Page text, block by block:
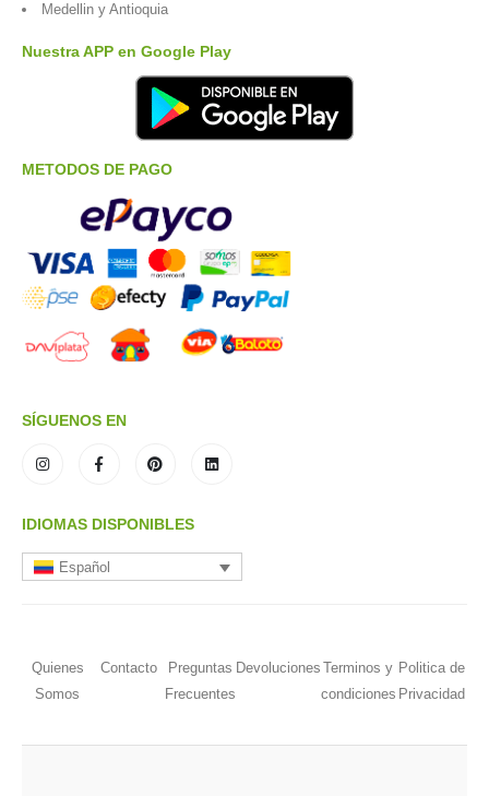
Medellin y Antioquia
Nuestra APP en Google Play
METODOS DE PAGO
SÍGUENOS EN
IDIOMAS DISPONIBLES
Español
Quienes
Somos
Contacto
Preguntas
Frecuentes
Devoluciones Terminos y
condiciones
Politica de
Privacidad